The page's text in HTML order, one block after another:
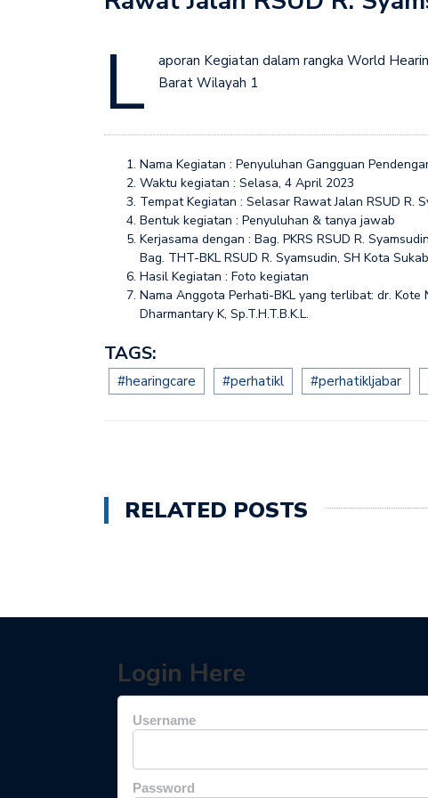
L
aporan Kegiatan dalam rangka World
Barat Wilayah 1
Nama Kegiatan : Penyuluhan Gangguan
Waktu kegiatan : Selasa, 4 April 2023
Tempat Kegiatan : Selasar Rawat Jalan RSUD R.
Bentuk kegiatan : Penyuluhan & tanya jawab
Kerjasama dengan : Bag. PKRS RSUD R.
Bag. THT-BKL RSUD R. Syamsudin, SH Kota
Hasil Kegiatan : Foto kegiatan
Nama Anggota Perhati-BKL yang terlibat: dr. Kote
Dharmantary K, Sp.T.H.T.B.K.L.
TAGS:
#hearingcare #perhatikl #perhatikljabar
RELATED POSTS
Login Here
Username
Password